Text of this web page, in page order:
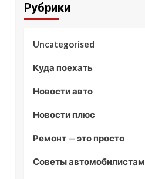
Рубрики
Uncategorised
Куда поехать
Новости авто
Новости плюс
Ремонт — это просто
Советы автомобилистам